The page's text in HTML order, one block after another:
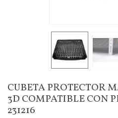
CUBETA PROTECTOR
3D COMPATIBLE CON
231216